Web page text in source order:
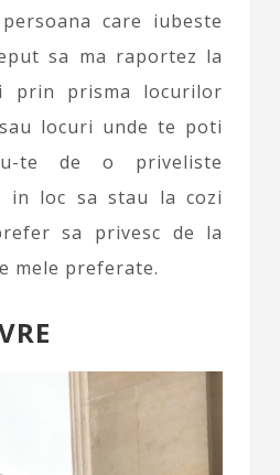
care iubeste
sa ma raportez la
prin prisma locurilor
locuri unde te poti
te de o priveliste
in loc sa stau la cozi
sa privesc de la
mele preferate.